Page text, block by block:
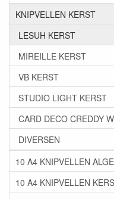
KNIPVELLEN KERST
LESUH KERST
MIREILLE KERST
VB KERST
STUDIO LIGHT KERST
CARD DECO CREDDY
DIVERSEN
10 A4 KNIPVELLEN
10 A4 KNIPVELLEN